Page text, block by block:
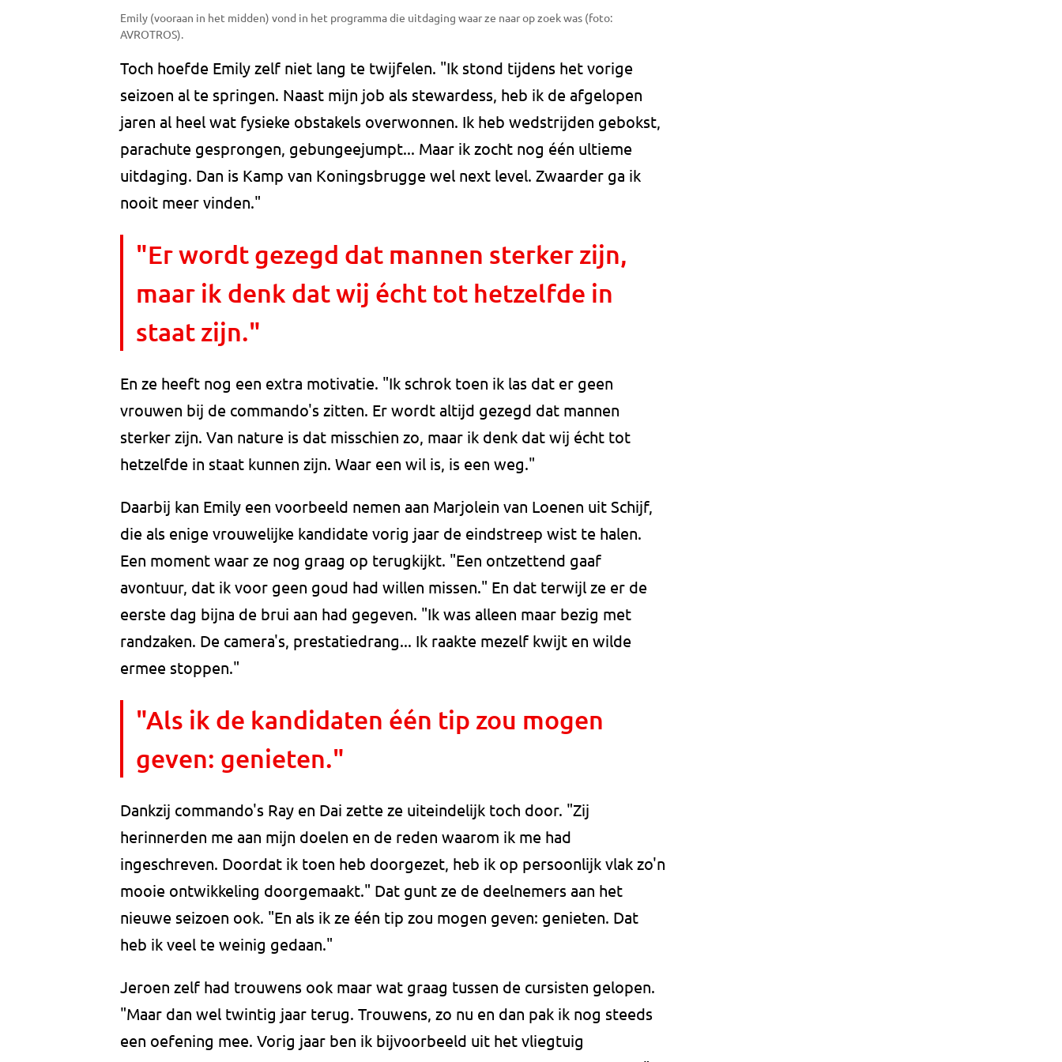
Emily (vooraan in het midden) vond in het programma die uitdaging waar ze naar op zoek was (foto:
AVROTROS).
Toch hoefde Emily zelf niet lang te twijfelen. "Ik stond tijdens het vorige
seizoen al te springen. Naast mijn job als stewardess, heb ik de afgelopen
jaren al heel wat fysieke obstakels overwonnen. Ik heb wedstrijden gebokst,
parachute gesprongen, gebungeejumpt... Maar ik zocht nog één ultieme
uitdaging. Dan is Kamp van Koningsbrugge wel next level. Zwaarder ga ik
nooit meer vinden."
"Er wordt gezegd dat mannen sterker zijn,
maar ik denk dat wij écht tot hetzelfde in
staat zijn."
En ze heeft nog een extra motivatie. "Ik schrok toen ik las dat er geen
vrouwen bij de commando's zitten. Er wordt altijd gezegd dat mannen
sterker zijn. Van nature is dat misschien zo, maar ik denk dat wij écht tot
hetzelfde in staat kunnen zijn. Waar een wil is, is een weg."
Daarbij kan Emily een voorbeeld nemen aan Marjolein van Loenen uit Schijf,
die als enige vrouwelijke kandidate vorig jaar de eindstreep wist te halen.
Een moment waar ze nog graag op terugkijkt. "Een ontzettend gaaf
avontuur, dat ik voor geen goud had willen missen." En dat terwijl ze er de
eerste dag bijna de brui aan had gegeven. "Ik was alleen maar bezig met
randzaken. De camera's, prestatiedrang... Ik raakte mezelf kwijt en wilde
ermee stoppen."
"Als ik de kandidaten één tip zou mogen
geven: genieten."
Dankzij commando's Ray en Dai zette ze uiteindelijk toch door. "Zij
herinnerden me aan mijn doelen en de reden waarom ik me had
ingeschreven. Doordat ik toen heb doorgezet, heb ik op persoonlijk vlak zo'n
mooie ontwikkeling doorgemaakt." Dat gunt ze de deelnemers aan het
nieuwe seizoen ook. "En als ik ze één tip zou mogen geven: genieten. Dat
heb ik veel te weinig gedaan."
Jeroen zelf had trouwens ook maar wat graag tussen de cursisten gelopen.
"Maar dan wel twintig jaar terug. Trouwens, zo nu en dan pak ik nog steeds
een oefening mee. Vorig jaar ben ik bijvoorbeeld uit het vliegtuig